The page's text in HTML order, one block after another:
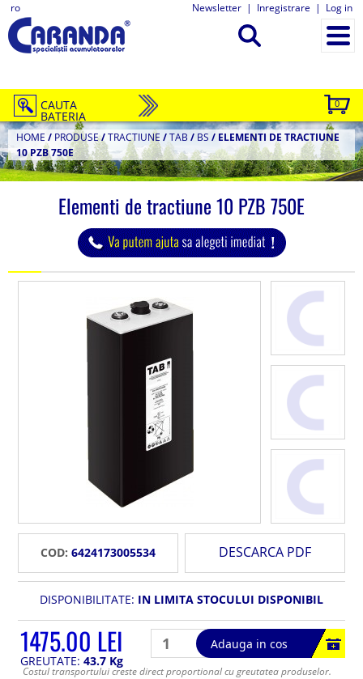
ro Newsletter | Inregistrare | Log in
0
CAUTA
BATERIA
HOME / PRODUSE/TRACTIUNE /TAB / BS / ELEMENTI DE TRACTIUNE
10 PZB 750E
Elementi de tractiune 10 PZB 750E
COD: 6424173005534 DESCARCA PDF
DISPONIBILITATE: IN LIMITA STOCULUI DISPONIBIL
1475.00 LEI
Adauga in cos
GREUTATE: 43.7 Kg
Costul transportului creste direct proportional cu greutatea produselor.